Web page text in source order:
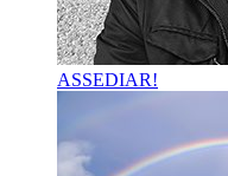
ASSEDIAR!